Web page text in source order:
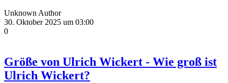
Unknown Author
30. Oktober 2025 um 03:00
0
Größe von Ulrich Wickert - Wie groß ist
Ulrich Wickert?